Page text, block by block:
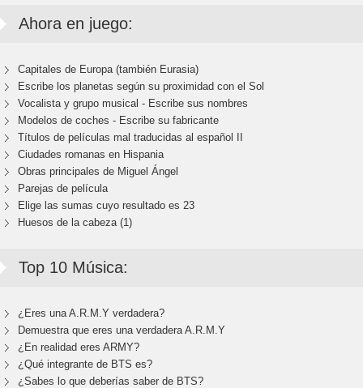
Ahora en juego:
Capitales de Europa (también Eurasia)
Escribe los planetas según su proximidad con el Sol
Vocalista y grupo musical - Escribe sus nombres
Modelos de coches - Escribe su fabricante
Títulos de películas mal traducidas al español II
Ciudades romanas en Hispania
Obras principales de Miguel Ángel
Parejas de película
Elige las sumas cuyo resultado es 23
Huesos de la cabeza (1)
Top 10 Música:
¿Eres una A.R.M.Y verdadera?
Demuestra que eres una verdadera A.R.M.Y
¿En realidad eres ARMY?
¿Qué integrante de BTS es?
¿Sabes lo que deberías saber de BTS?